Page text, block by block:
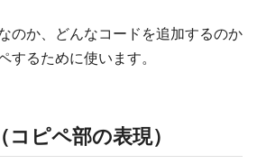
のか、どんなコードを追加するのか
するために使います。
ピペ部の表現）